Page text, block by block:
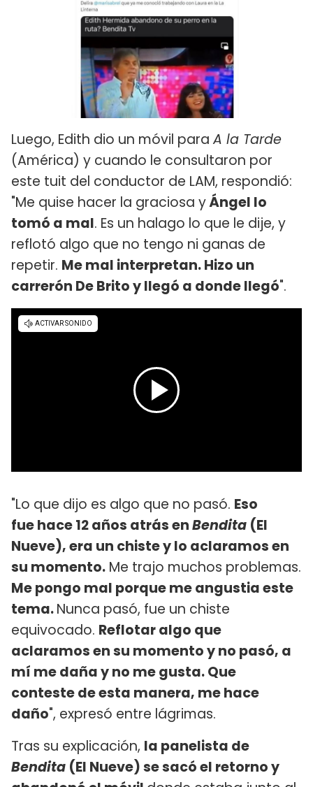
Luego, Edith dio un móvil paraA la Tarde
(América) y cuando le consultaron por
este tuit del conductor de LAM, respondió:
"Me quise hacer la graciosa yÁngel lo
tomó a mal. Es un halago lo que le dije, y
reflotó algo que no tengo ni ganas de
repetir. Me mal interpretan. Hizo un
carrerón De Brito y llegó a donde llegó".
"Lo que dijo es algo que no pasó. Eso
fue hace 12 años atrás enBendita (El
Nueve), era un chiste y lo aclaramos en
su momento. Me trajo muchos problemas.
Me pongo mal porque me angustia este
tema.Nunca pasó, fue un chiste
equivocado. Reflotar algo que
aclaramos en su momento y no pasó, a
mí me daña y no me gusta. Que
conteste de esta manera, me hace
daño", expresó entre lágrimas.
Tras su explicación, la panelista de
Bendita (El Nueve) se sacó el retorno y